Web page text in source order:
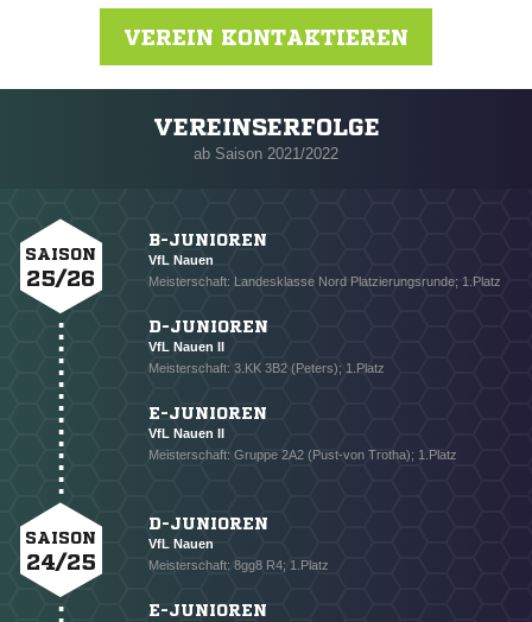
VEREIN KONTAKTIEREN
Nachricht an VfL Nauen
VEREINSERFOLGE
ab Saison 2021/2022
SAISON
25/26
B-JUNIOREN
VfL Nauen
Meisterschaft: Landesklasse Nord Platzierungsrunde; 1.Platz
D-JUNIOREN
VfL Nauen II
Meisterschaft: 3.KK 3B2 (Peters); 1.Platz
E-JUNIOREN
VfL Nauen II
Meisterschaft: Gruppe 2A2 (Pust-von Trotha); 1.Platz
SAISON
24/25
D-JUNIOREN
VfL Nauen
Meisterschaft: 8gg8 R4; 1.Platz
E-JUNIOREN